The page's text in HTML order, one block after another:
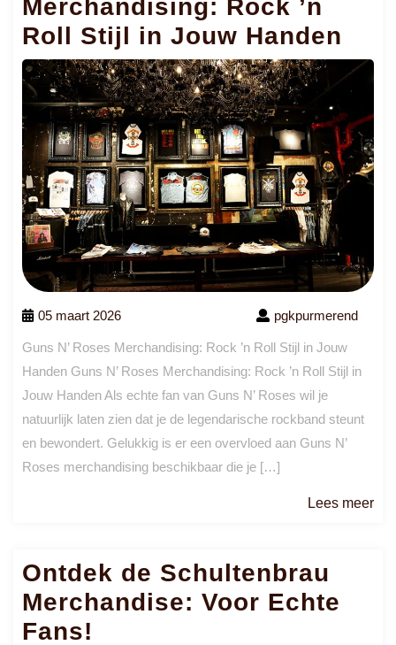
Merchandising: Rock ’n
Roll Stijl in Jouw Handen
05 maart 2026 pgkpurmerend
Guns N’ Roses Merchandising: Rock ’n Roll Stijl in Jouw
Handen Guns N’ Roses Merchandising: Rock ’n Roll Stijl in
Jouw Handen Als echte fan van Guns N’ Roses wil je
natuurlijk laten zien dat je de legendarische rockband steunt
en bewondert. Gelukkig is er een overvloed aan Guns N’
Roses merchandising beschikbaar die je […]
Lees meer
Ontdek de Schultenbrau
Merchandise: Voor Echte
Fans!